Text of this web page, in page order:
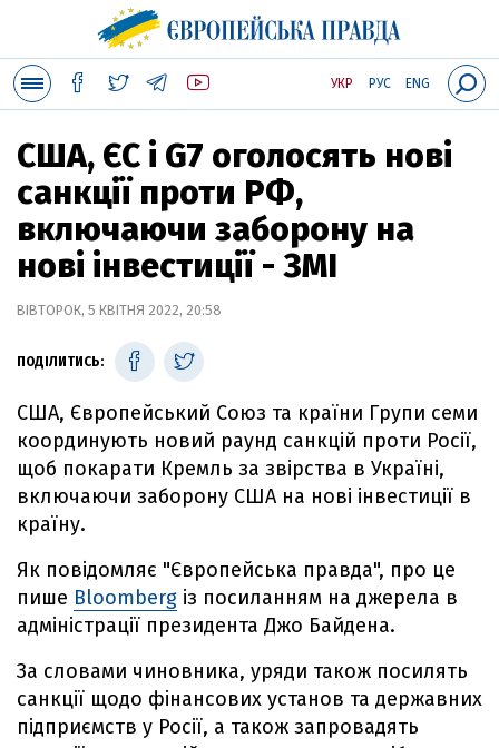
УКР РУС ENG
США, ЄС і G7 оголосять нові
санкції проти РФ,
включаючи заборону на
нові інвестиції - ЗМІ
ВІВТОРОК, 5 КВІТНЯ 2022, 20:58
ПОДІЛИТИСЬ:
США, Європейський Союз та країни Групи семи
координують новий раунд санкцій проти Росії,
щоб покарати Кремль за звірства в Україні,
включаючи заборону США на нові інвестиції в
країну.
Як повідомляє "Європейська правда", про це
пише Bloomberg із посиланням на джерела в
адміністрації президента Джо Байдена.
За словами чиновника, уряди також посилять
санкції щодо фінансових установ та державних
підприємств у Росії, а також запровадять